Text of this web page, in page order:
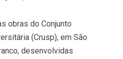
obras do Conjunto
(Crusp), em São
desenvolvidas